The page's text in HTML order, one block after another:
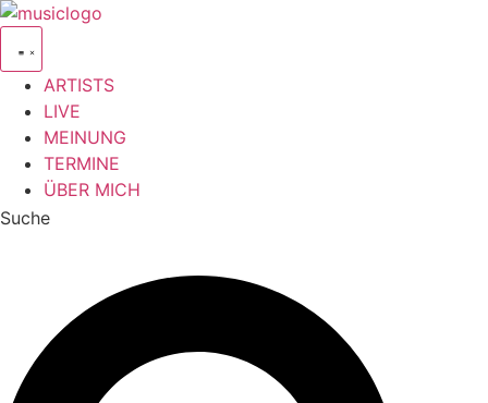
Zum
springen
ARTISTS
LIVE
MEINUNG
TERMINE
ÜBER MICH
Suche